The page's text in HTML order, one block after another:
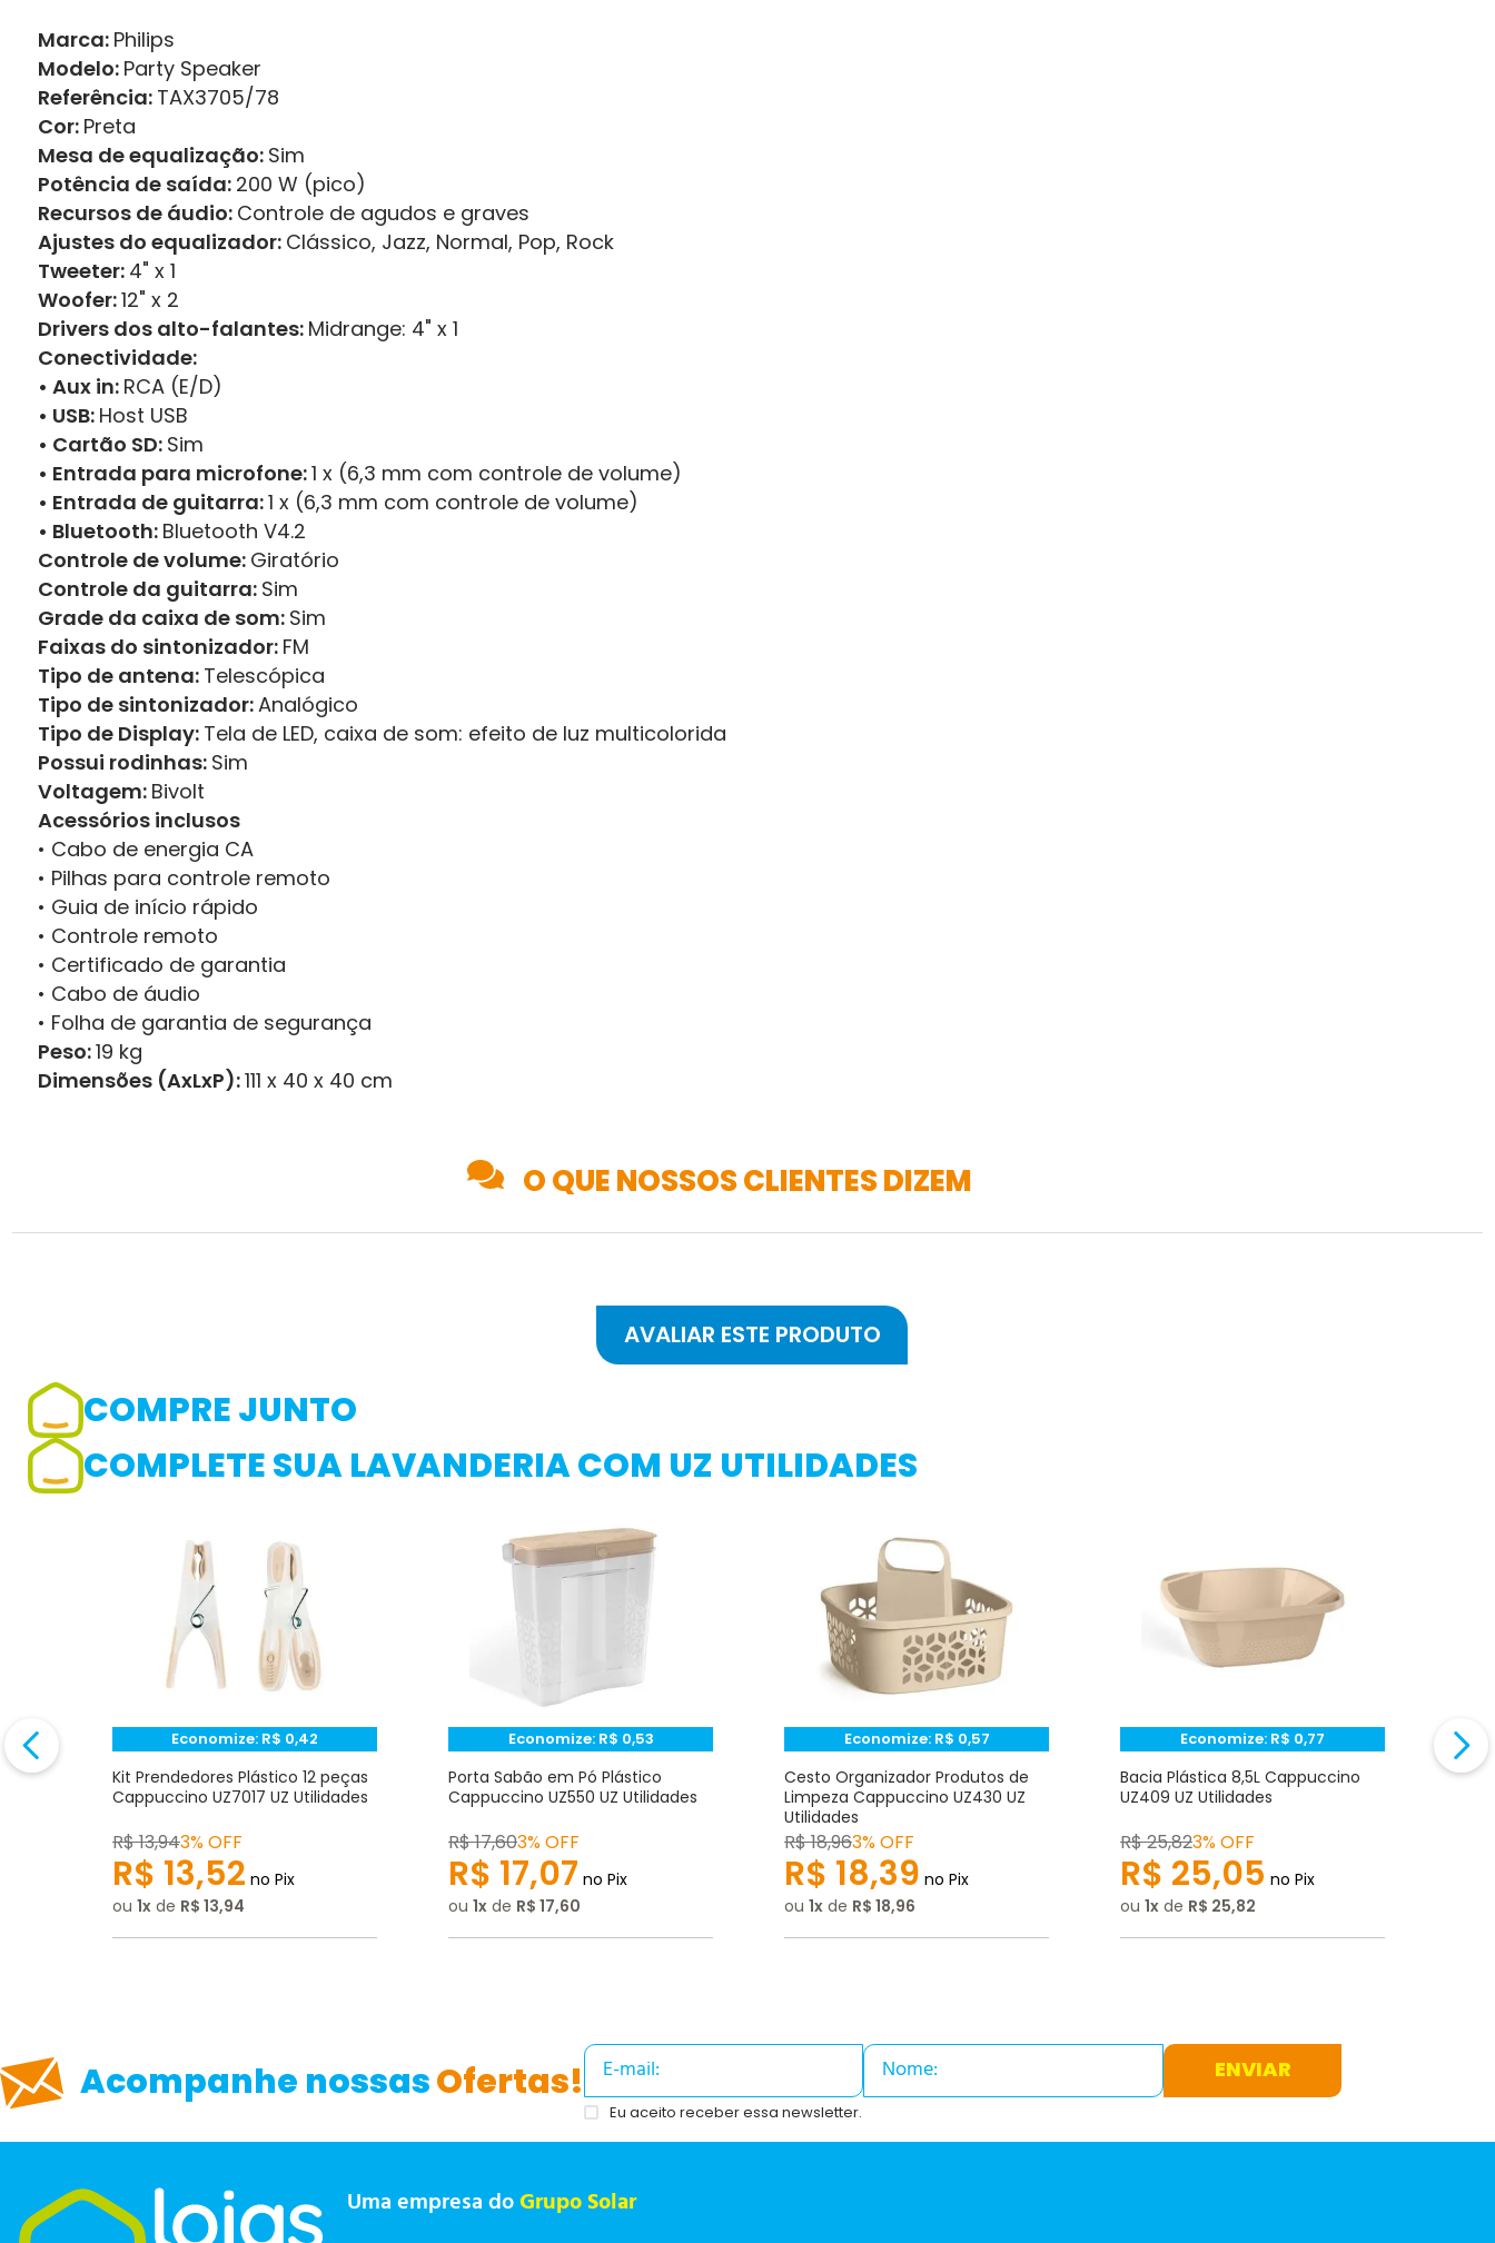
Marca: Philips
Modelo: Party Speaker
Referência: TAX3705/78
Cor: Preta
Mesa de equalização: Sim
Potência de saída: 200 W (pico)
Recursos de áudio: Controle de agudos e graves
Ajustes do equalizador: Clássico, Jazz, Normal, Pop, Rock
Tweeter: 4" x 1
Woofer:12" x 2
Drivers dos alto-falantes: Midrange: 4" x 1
Conectividade:
• Aux in: RCA (E/D)
• USB: Host USB
• Cartão SD: Sim
• Entrada para microfone:1 x (6,3 mm com controle de volume)
• Entrada de guitarra:1 x (6,3 mm com controle de volume)
• Bluetooth: Bluetooth V4.2
Controle de volume: Giratório
Controle da guitarra: Sim
Grade da caixa de som: Sim
Faixas do sintonizador: FM
Tipo de antena: Telescópica
Tipo de sintonizador:Analógico
Tipo de Display: Tela de LED, caixa de som: efeito de luz multicolorida
Possui rodinhas: Sim
Voltagem: Bivolt
Acessórios inclusos
• Cabo de energia CA
• Pilhas para controle remoto
• Guia de início rápido
• Controle remoto
• Certificado de garantia
• Cabo de áudio
• Folha de garantia de segurança
Peso:19 kg
Dimensões (AxLxP):111 x 40 x 40 cm
O QUE NOSSOS CLIENTES DIZEM
Adicionar avaliação
Avaliação
Avalie o produto de 1 até 5 estrelas
☆
Endereço de e-mail
Escrever avaliação
COMPRE JUNTO
COMPLETE SUA LAVANDERIA COM UZ UTILIDADES
Economize: R$ 0,42
Kit Prendedores Plástico 12 peças
Cappuccino UZ7017 UZ Utilidades
R$13,943% OFF
R$ 13,52 no Pix
ou 1 de R$ 13,94
Economize: R$ 0,53
Porta Sabão em Pó Plástico
Cappuccino UZ550 UZ Utilidades
R$17,603% OFF
R$ 17,07 no Pix
ou 1 de R$ 17,60
Economize: R$ 0,57
Cesto Organizador Produtos de
Limpeza Cappuccino UZ430 UZ
Utilidades
R$18,963% OFF
R$ 18,39 no Pix
ou 1 de R$ 18,96
Economize: R$ 0,77
Bacia Plástica 8,5L Cappuccino
UZ409 UZ Utilidades
R$25,823% OFF
R$ 25,05 no Pix
ou 1 de R$ 25,82
Acompanhe nossasOfertas! ENVIAR
Eu aceito receber essa newsletter.
Uma empresa doGrupo Solar